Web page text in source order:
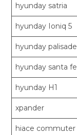
hyunday satria
hyunday Ioniq 5
hyunday palisade
hyunday santa fe
hyunday H1
xpander
hiace commuter